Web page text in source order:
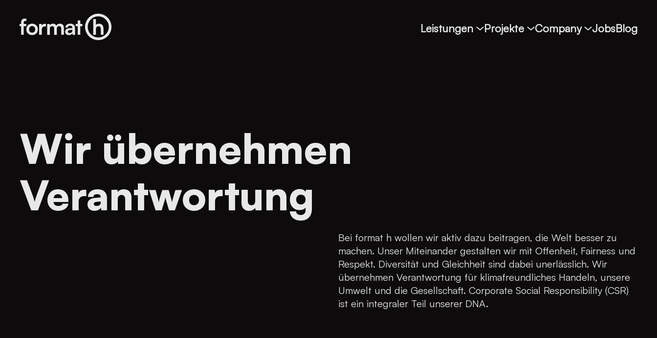
Leistungen Projekte Company JobsBlog
Wir übernehmen
Verantwortung
Bei format h wollen wir aktiv dazu beitragen, die Welt besser zu
machen. Unser Miteinander gestalten wir mit Offenheit, Fairness und
Respekt. Diversität und Gleichheit sind dabei unerlässlich. Wir
übernehmen Verantwortung für klimafreundliches Handeln, unsere
Umwelt und die Gesellschaft. Corporate Social Responsibility (CSR)
ist ein integraler Teil unserer DNA.